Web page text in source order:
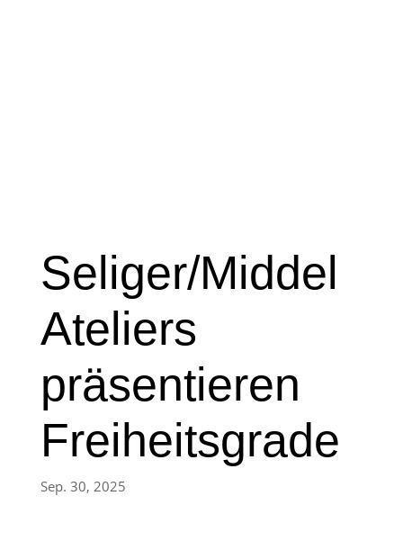
Seliger/Middel
Ateliers
präsentieren
Freiheitsgrade
Sep. 30, 2025